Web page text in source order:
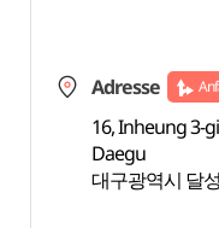
Adresse
16, Inheung 3-
Daegu
대구광역시 달